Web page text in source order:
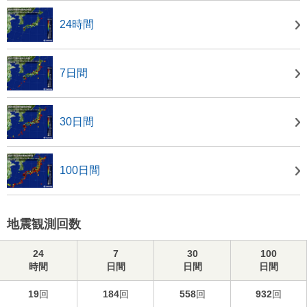
24時間
7日間
30日間
100日間
地震観測回数
24
時間
7
日間
30
日間
100
日間
19回 184回 558回 932回